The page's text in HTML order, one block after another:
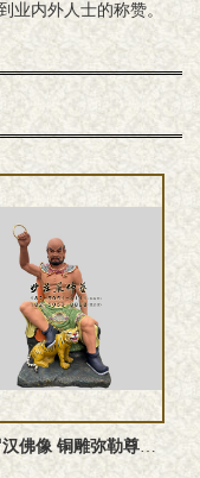
业内外人士的称赞。
伏虎罗汉佛像 铜雕弥勒尊者塑像